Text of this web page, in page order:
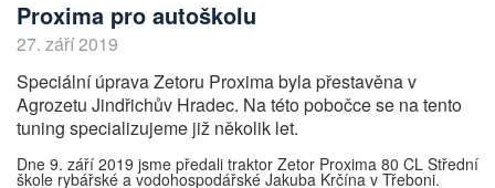
Proxima pro autoškolu
27. září 2019
Speciální úprava Zetoru Proxima byla přestavěna v
Agrozetu Jindřichův Hradec. Na této pobočce se na tento
tuning specializujeme již několik let.
Dne 9. září 2019 jsme předali traktor Zetor Proxima 80 CL Střední
škole rybářské a vodohospodářské Jakuba Krčína v Třeboni.